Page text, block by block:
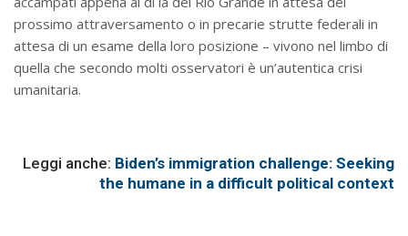
prossimo attraversamento o in precarie strutte federali in
attesa di un esame della loro posizione – vivono nel limbo di
quella che secondo molti osservatori è un’autentica crisi
umanitaria.
Leggi anche: Biden’s immigration challenge: Seeking
the humane in a difficult political context